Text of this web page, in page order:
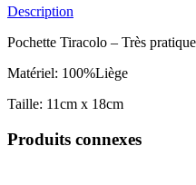
Description
Pochette Tiracolo – Très
Matériel: 100%Liège
Taille: 11cm x 18cm
Produits connexes